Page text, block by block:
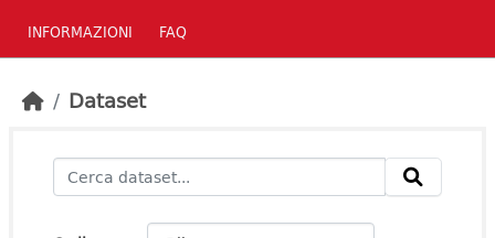
INFORMAZIONI FAQ
Dataset